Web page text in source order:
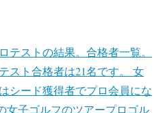
テストの結果。合格者一覧。
スト合格者は21名です。 女
シード獲得者でプロ会員にな
女子ゴルフのツアープロゴル